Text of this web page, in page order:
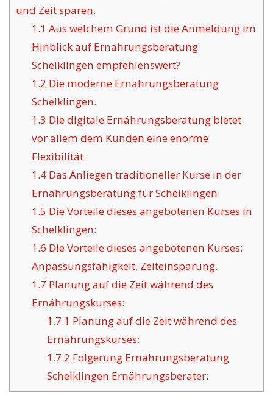
und Zeit sparen.
1.1 Aus welchem Grund ist die Anmeldung im
Hinblick auf Ernährungsberatung
Schelklingen empfehlenswert?
1.2 Die moderne Ernährungsberatung
Schelklingen.
1.3 Die digitale Ernährungsberatung bietet
vor allem dem Kunden eine enorme
Flexibilität.
1.4Das Anliegen traditioneller Kurse in der
Ernährungsberatung für Schelklingen:
1.5 Die Vorteile dieses angebotenen Kurses in
Schelklingen:
1.6 Die Vorteile dieses angebotenen Kurses:
Anpassungsfähigkeit, Zeiteinsparung.
1.7 Planung auf die Zeit während des
Ernährungskurses:
1.7.1 Planung auf die Zeit während des
Ernährungskurses:
1.7.2 Folgerung Ernährungsberatung
Schelklingen Ernährungsberater: